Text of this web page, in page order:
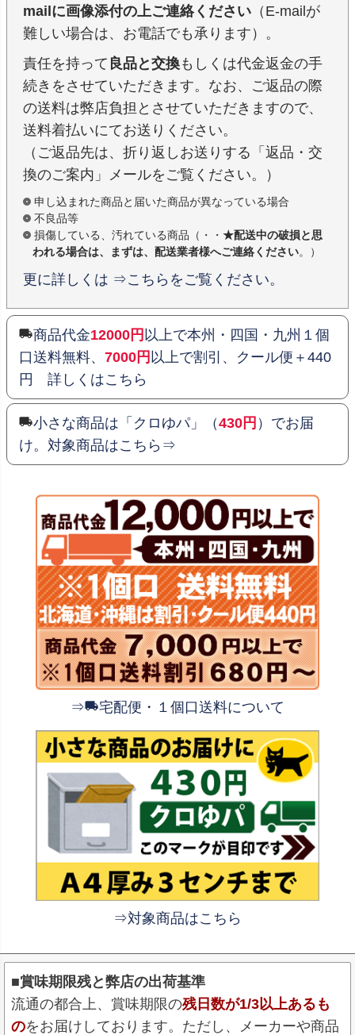
mailに画像添付の上ご連絡ください （E-mailが
難しい場合は、お電話でも承ります）。
責任を持って 良品と交換もしくは代金返金の手
続きをさせていただきます。なお、ご返品の際
の送料は弊店負担とさせていただきますので、
送料着払いにてお送りください。
（ご返品先は、折り返しお送りする「返品・交
換のご案内」メールをご覧ください。）
申し込まれた商品と届いた商品が異なっている場合
不良品等
損傷している、汚れている商品（・・ ★配送中の破損と思
われる場合は、まずは、配送業者様へご連絡ください。）
更に詳しくは ⇒こちらをご覧ください。
商品代金12000円 以上で本州・四国・九州１個
口送料無料、 7000円 以上で割引、クール便＋440
円 詳しくはこちら
小さな商品は「クロゆパ」（430円 ）でお届
け。対象商品はこちら⇒
⇒ 宅配便・１個口送料について
⇒対象商品はこちら
■賞味期限残と弊店の出荷基準
流通の都合上、賞味期限の残日数が1/3以上あるも
のをお届けしております。ただし、メーカーや商品